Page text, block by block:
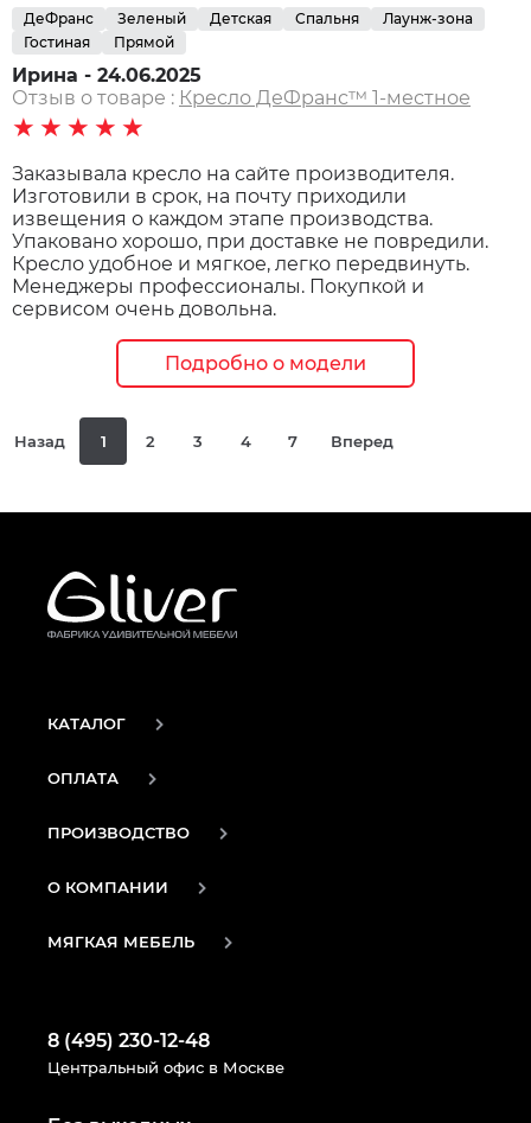
ДеФранс Зеленый Детская Спальня
Лаунж-зона
Гостиная
Прямой
Ирина - 24.06.2025
Отзыв о товаре : Кресло ДеФранс™️ 1-местное
★★★★★
Заказывала кресло на сайте производителя.
Изготовили в срок, на почту приходили
извещения о каждом этапе производства.
Упаковано хорошо, при доставке не повредили.
Кресло удобное и мягкое, легко передвинуть.
Менеджеры профессионалы. Покупкой и
сервисом очень довольна.
Подробно о модели
Назад 1 2 3 4 7 Вперед
КАТАЛОГ
ОПЛАТА
ПРОИЗВОДСТВО
О КОМПАНИИ
МЯГКАЯ МЕБЕЛЬ
8 (495) 230-12-48
Центральный офис в Москве